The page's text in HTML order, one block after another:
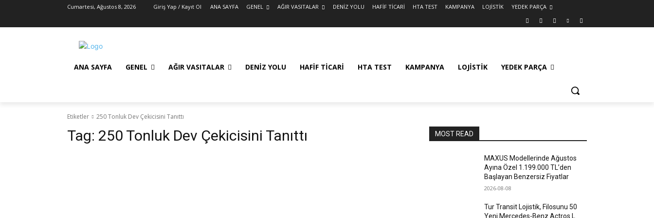
Cumartesi, Ağustos 8, 2026 Giriş Yap / Kayıt Ol ANA SAYFA GENEL AĞIR VASITALAR DENİZ YOLU HAFİF TİCARİ HTA TEST KAMPANYA LOJİSTİK YEDEK PARÇA
ANA SAYFA GENEL AĞIR VASITALAR DENİZ YOLU HAFİF TİCARİ HTA TEST KAMPANYA LOJİSTİK YEDEK PARÇA
Etiketler 250 Tonluk Dev Çekicisini Tanıttı
Tag: 250 Tonluk Dev Çekicisini Tanıttı MOST READ
MAXUS Modellerinde Ağustos
Ayına Özel 1.199.000 TL’den
Başlayan Benzersiz Fiyatlar
2026-08-08
Tur Transit Lojistik, Filosunu 50
Yeni Mercedes-Benz Actros L